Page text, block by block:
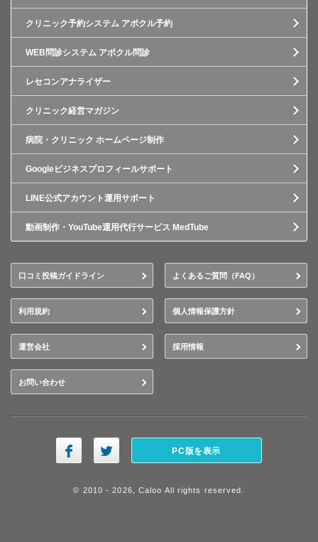
クリニック予約システム アポクル予約
WEB問診システム アポクル問診
レセコンアナライザー
クリニック経営マガジン
病院・クリニック ホームページ制作
Googleビジネスプロフィールサポート
LINE公式アカウント運用サポート
動画制作・YouTube運用代行サービス MedTube
口コミ投稿ガイドライン よくあるご質問（FAQ）
利用規約 個人情報保護方針
運営会社 採用情報
お問い合わせ
PC版を表示
© 2010 - 2026, Caloo All rights reserved.